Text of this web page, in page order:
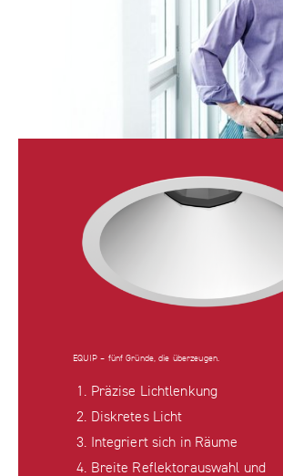
EQUIP – fünf Gründe, die überzeugen.
Präzise Lichtlenkung
Diskretes Licht
Integriert sich in Räume
Breite Reflektorauswahl und